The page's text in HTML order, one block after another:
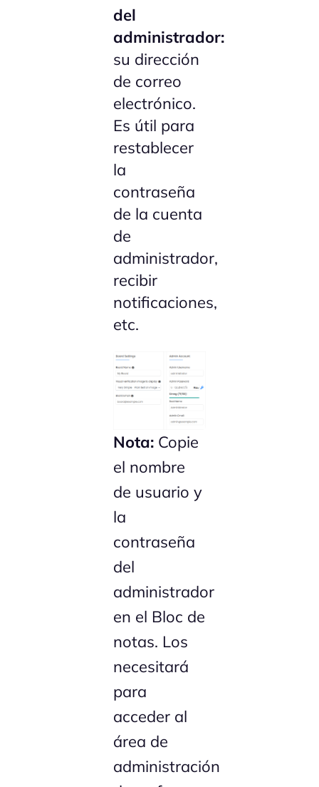
del
administrador:
su dirección
de correo
electrónico.
Es útil para
restablecer
la
contraseña
de la cuenta
de
administrador,
recibir
notificaciones,
etc.
Nota: Copie
el nombre
de usuario y
la
contraseña
del
administrador
en el Bloc de
notas. Los
necesitará
para
acceder al
área de
administración